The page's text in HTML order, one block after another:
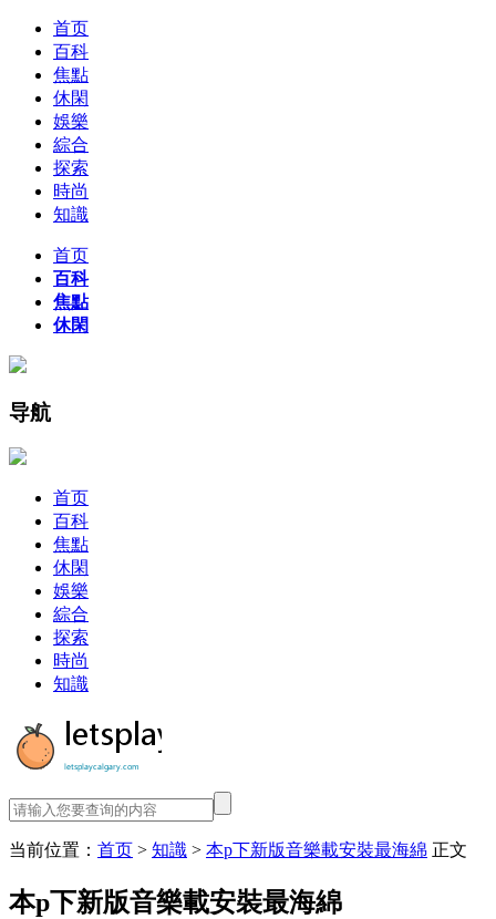
首页
百科
焦點
休閑
娛樂
綜合
探索
時尚
知識
首页
百科
焦點
休閑
导航
首页
百科
焦點
休閑
娛樂
綜合
探索
時尚
知識
当前位置： 首页 > 知識 > 本p下新版音樂載安裝最海綿 正文
本p下新版音樂載安裝最海綿